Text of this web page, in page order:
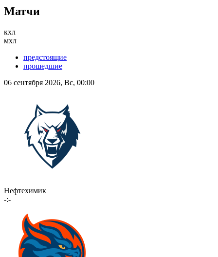
Матчи
кхл
мхл
предстоящие
прошедшие
06 сентября 2026, Вс, 00:00
Нефтехимик
-:-